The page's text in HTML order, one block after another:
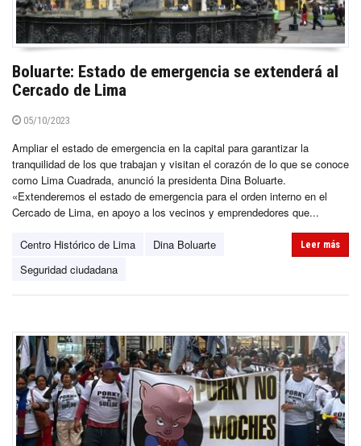
Boluarte: Estado de emergencia se extenderá al
Cercado de Lima
05/10/2023
Ampliar el estado de emergencia en la capital para garantizar la
tranquilidad de los que trabajan y visitan el corazón de lo que se conoce
como Lima Cuadrada, anunció la presidenta Dina Boluarte.
«Extenderemos el estado de emergencia para el orden interno en el
Cercado de Lima, en apoyo a los vecinos y emprendedores que...
Centro Histórico de Lima
Dina Boluarte
Seguridad ciudadana
Leer más